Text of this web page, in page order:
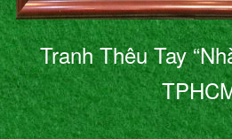
Tranh Thêu Tay